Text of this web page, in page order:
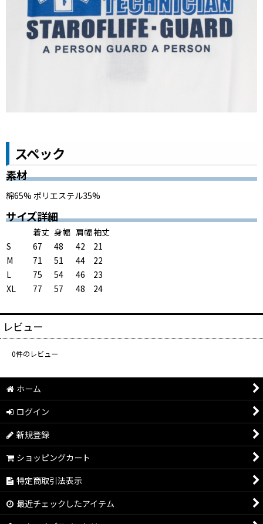
スペック
素材
綿65% ポリエステル35%
サイズ詳細
着丈 身幅 肩幅袖丈
S
67 48 42
21
M
71 51 44
22
L
75 54 46
23
XL
77 57 48 24
レビュー
0件のレビュー
ホーム
ログイン
新規登録
ショッピングカート
特定商取引法表示
最近チェックしたアイテム